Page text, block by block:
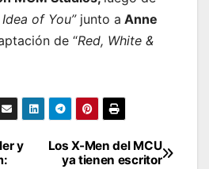
Idea of You”junto a Anne
de “Red, White &
Los X-Men del MCU
ya tienen escritor
y